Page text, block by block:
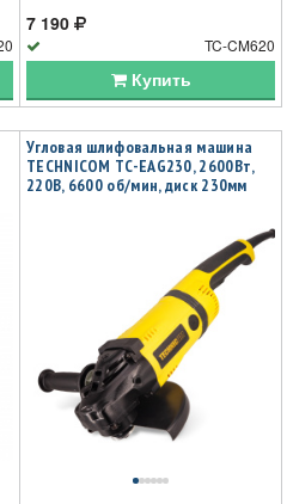
7 190
TC-CM620
Купить
Угловая шлифовальная машина
TECHNICOM TC-EAG230, 2600Вт,
220В, 6600 об/мин, диск 230мм